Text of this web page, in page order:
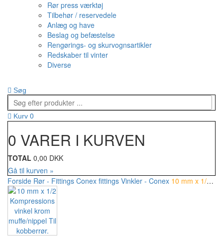
Rør press værktøj
Tilbehør / reservedele
Anlæg og have
Beslag og befæstelse
Rengørings- og skurvognsartikler
Redskaber til vinter
Diverse
Søg
Kurv 0
0 VARER I KURVEN
TOTAL 0,00 DKK
Gå til kurven »
Forside Rør - Fittings Conex fittings Vinkler - Conex 10 mm x 1/2 Kompressions vinkel krom muffe/nippel Til kobberrør.